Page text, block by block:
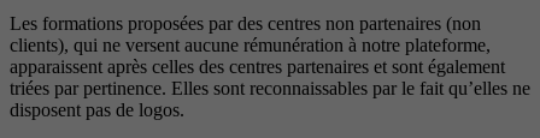
Les formations proposées par des centres non partenaires (non
clients), qui ne versent aucune rémunération à notre plateforme,
apparaissent après celles des centres partenaires et sont également
triées par pertinence. Elles sont reconnaissables par le fait qu’elles ne
disposent pas de logos.